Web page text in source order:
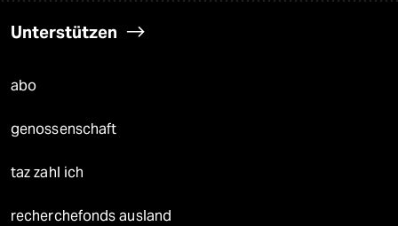
Unterstützen
abo
genossenschaft
taz zahl ich
recherchefonds ausland